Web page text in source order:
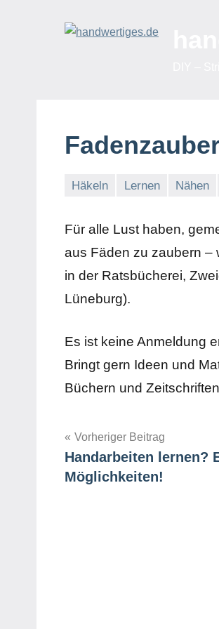
Häkeln Lernen Nähen
Für alle Lust haben,
aus Fäden zu zaubern –
in der Ratsbücherei,
Lüneburg).
Es ist keine Anmeldung
Bringt gern Ideen und
Büchern und
Vorheriger Beitrag
Handarbeiten lernen?
Möglichkeiten!